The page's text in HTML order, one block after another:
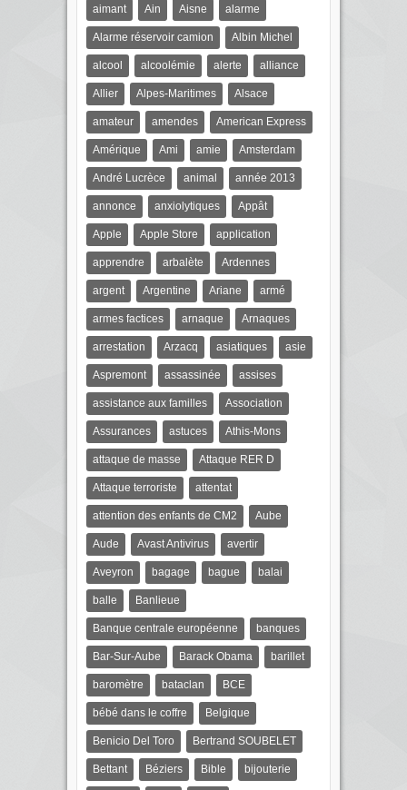
aimant Ain Aisne alarme
Alarme réservoir camion Albin Michel
alcool alcoolémie alerte alliance
Allier Alpes-Maritimes Alsace
amateur amendes American Express
Amérique Ami amie Amsterdam
André Lucrèce animal année 2013
annonce anxiolytiques Appât
Apple Apple Store application
apprendre arbalète Ardennes
argent Argentine Ariane armé
armes factices arnaque Arnaques
arrestation Arzacq asiatiques asie
Aspremont assassinée assises
assistance aux familles Association
Assurances astuces Athis-Mons
attaque de masse Attaque RER D
Attaque terroriste attentat
attention des enfants de CM2 Aube
Aude Avast Antivirus avertir
Aveyron bagage bague balai
balle Banlieue
Banque centrale européenne banques
Bar-Sur-Aube Barack Obama barillet
baromètre bataclan BCE
bébé dans le coffre Belgique
Benicio Del Toro Bertrand SOUBELET
Bettant Béziers Bible bijouterie